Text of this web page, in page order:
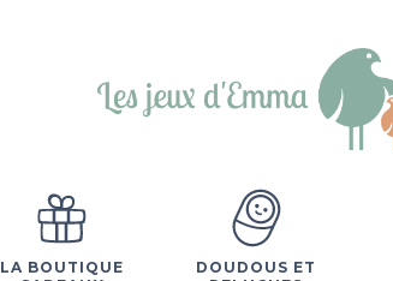
LA BOUTIQUE
DOUDOUS ET